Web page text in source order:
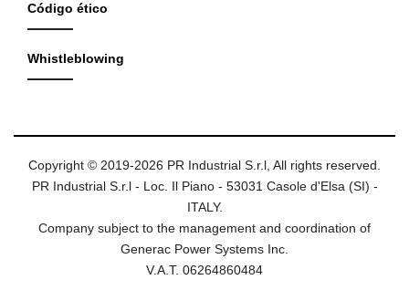
Código ético
Whistleblowing
Copyright © 2019-2026 PR Industrial S.r.l, All rights reserved.
PR Industrial S.r.l - Loc. Il Piano - 53031 Casole d'Elsa (SI) -
ITALY.
Company subject to the management and coordination of
Generac Power Systems Inc.
V.A.T. 06264860484